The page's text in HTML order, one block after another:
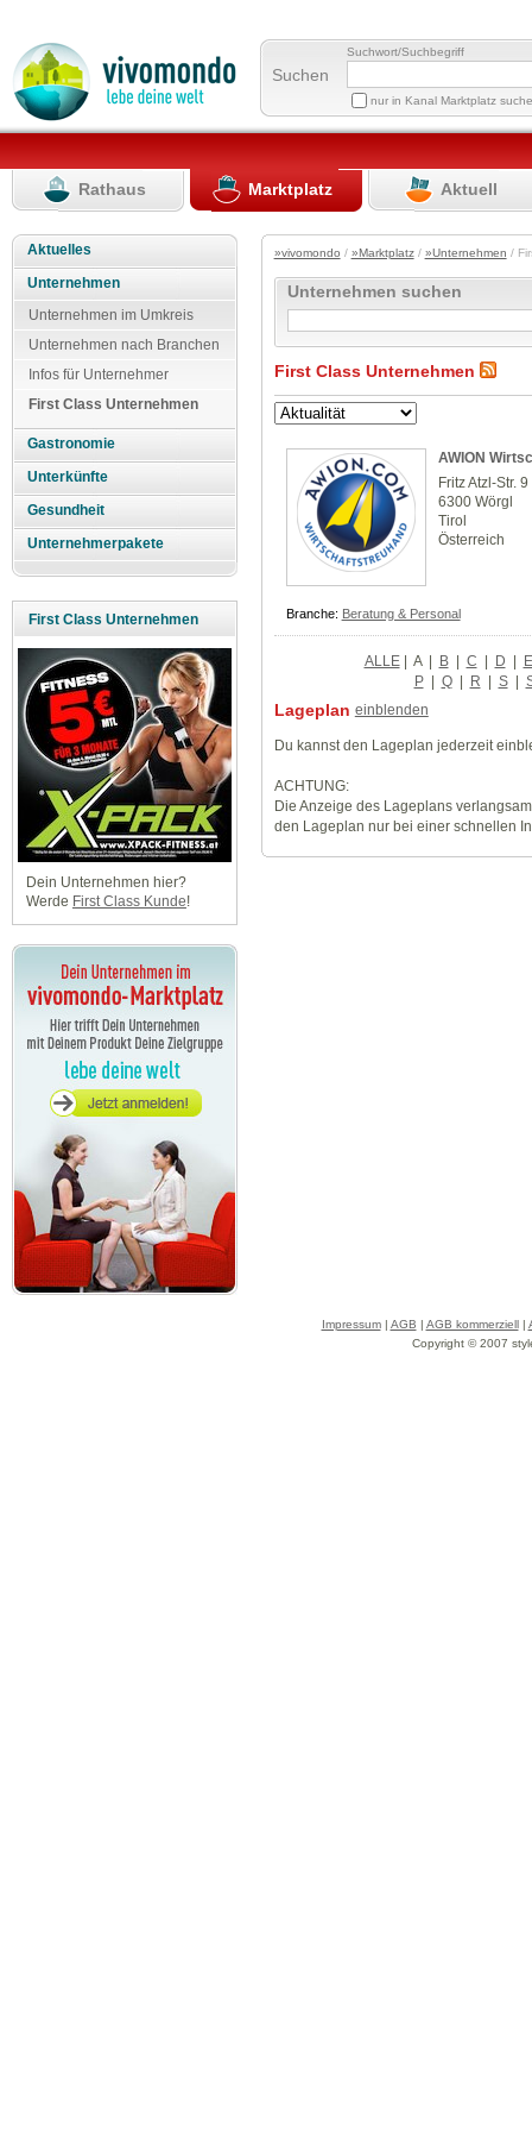
Suchen
Suchwort/Suchbegriff
nur in Kanal Marktplatz
Rathaus Marktplatz Aktuell
Aktuelles
Unternehmen
Unternehmen im Umkreis
Unternehmen nach Branchen
Infos für Unternehmer
First Class Unternehmen
Gastronomie
Unterkünfte
Gesundheit
Unternehmerpakete
First Class Unternehmen
Dein Unternehmen hier?
Werde First Class Kunde!
»vivomondo / »Marktplatz/ »Unternehmen /
Unternehmen suchen
First Class Unternehmen
AWION
Fritz Atzl-Str. 9
6300 Wörgl
Tirol
Österreich
Branche: Beratung & Personal
ALLE| A| B | C | D | E
P | Q | R | S |
Lageplan einblenden
Du kannst den Lageplan jederzeit
ACHTUNG:
Die Anzeige des Lageplans
den Lageplan nur bei einer schnellen
Impressum| AGB | AGB kommerziell|
Copyright © 2007